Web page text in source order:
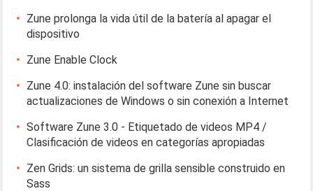
Zune prolonga la vida útil de la batería al apagar el
dispositivo
Zune Enable Clock
Zune 4.0: instalación del software Zune sin buscar
actualizaciones de Windows o sin conexión a Internet
Software Zune 3.0 - Etiquetado de videos MP4 /
Clasificación de videos en categorías apropiadas
Zen Grids: un sistema de grilla sensible construido en
Sass